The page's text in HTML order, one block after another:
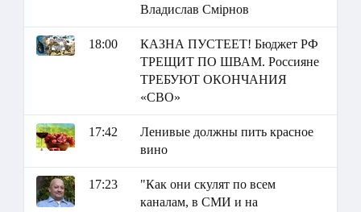
Владислав Смірнов
18:00
КАЗНА ПУСТЕЕТ! Бюджет РФ
ТРЕЩИТ ПО ШВАМ. Россияне
ТРЕБУЮТ ОКОНЧАНИЯ
«СВО»
17:42
Ленивые должны пить красное
вино
17:23
"Как они скулят по всем
каналам, в СМИ и на